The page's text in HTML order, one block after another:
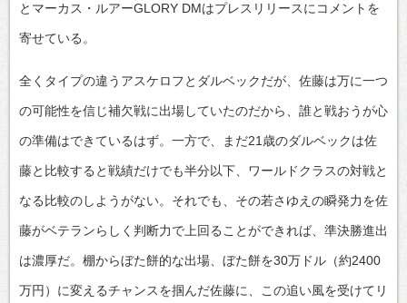
とマーカス・ルアーGLORY DMはプレスリリースにコメントを
寄せている。
全くタイプの違うアスケロフとダルベックだが、佐藤は万に一つ
の可能性を信じ補欠戦に出場していたのだから、誰と戦おうが心
の準備はできているはず。一方で、まだ21歳のダルベックは佐
藤と比較すると戦績だけでも半分以下、ワールドクラスの対戦と
なる比較のしようがない。それでも、その若さゆえの瞬発力を佐
藤がベテランらしく判断力で上回ることができれば、準決勝進出
は濃厚だ。棚からぼた餅的な出場、ぼた餅を30万ドル（約2400
万円）に変えるチャンスを掴んだ佐藤に、この追い風を受けてリ